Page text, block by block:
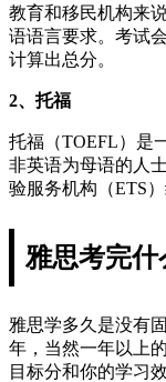
教育和移民机构来
语语言要求。考试
计算出总分。
2、托福
托福（TOEFL）是
非英语为母语的人
验服务机构（ETS）
雅思考完
雅思学多久是没有
年，当然一年以上
目标分和你的学习